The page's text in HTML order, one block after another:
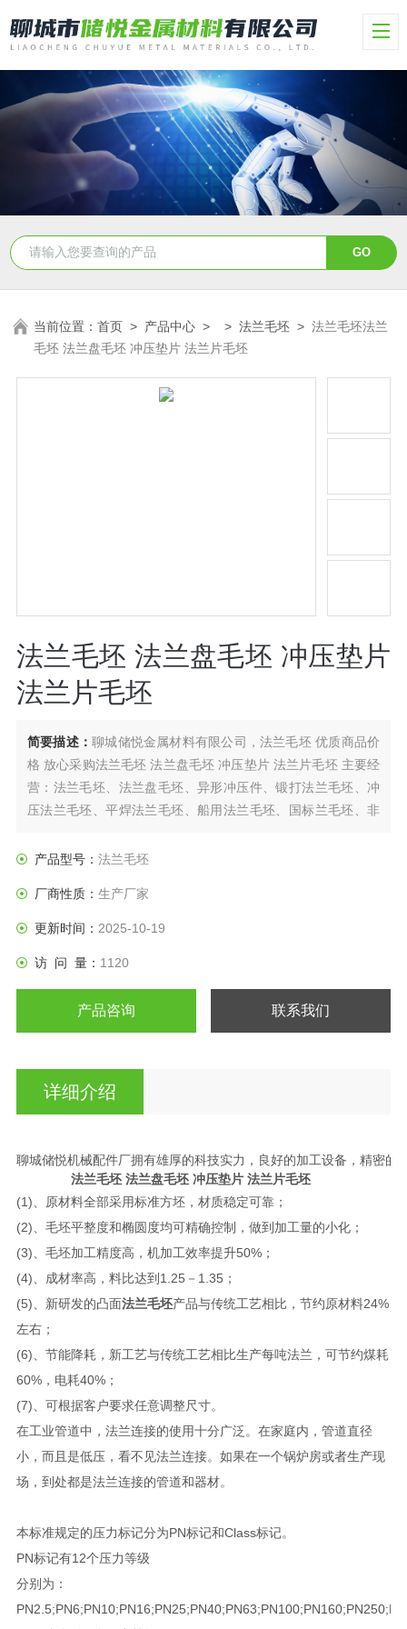
当前位置：首页 > 产品中心 > >法兰毛坯 >法兰毛坯法兰
毛坯 法兰盘毛坯 冲压垫片 法兰片毛坯
法兰毛坯 法兰盘毛坯 冲压垫片
法兰片毛坯
简要描述：聊城储悦金属材料有限公司，法兰毛坯 优质商品价
格 放心采购法兰毛坯 法兰盘毛坯 冲压垫片 法兰片毛坯 主要经
营：法兰毛坯、法兰盘毛坯、异形冲压件、锻打法兰毛坯、冲
压法兰毛坯、平焊法兰毛坯、船用法兰毛坯、国标兰毛坯、非
产品型号： 法兰毛坯
厂商性质： 生产厂家
更新时间： 2025-10-19
访 问 量： 1120
产品咨询 联系我们
详细介绍
聊城储悦机械配件厂拥有雄厚的科技实力，良好的加工设备
法兰毛坯 法兰盘毛坯 冲压垫片 法兰片毛坯
(1)、原材料全部采用标准方坯，材质稳定可靠；
(2)、毛坯平整度和椭圆度均可精确控制，做到加工量的小化；
(3)、毛坯加工精度高，机加工效率提升50%；
(4)、成材率高，料比达到1.25－1.35；
(5)、新研发的凸面法兰毛坯产品与传统工艺相比，节约原材料24%
左右；
(6)、节能降耗，新工艺与传统工艺相比生产每吨法兰，可节约煤耗
60%，电耗40%；
(7)、可根据客户要求任意调整尺寸。
在工业管道中，法兰连接的使用十分广泛。在家庭内，管道直径
小，而且是低压，看不见法兰连接。如果在一个锅炉房或者生产现
场，到处都是法兰连接的管道和器材。
本标准规定的压力标记分为PN标记和Class标记。
PN标记有12个压力等级
分别为：